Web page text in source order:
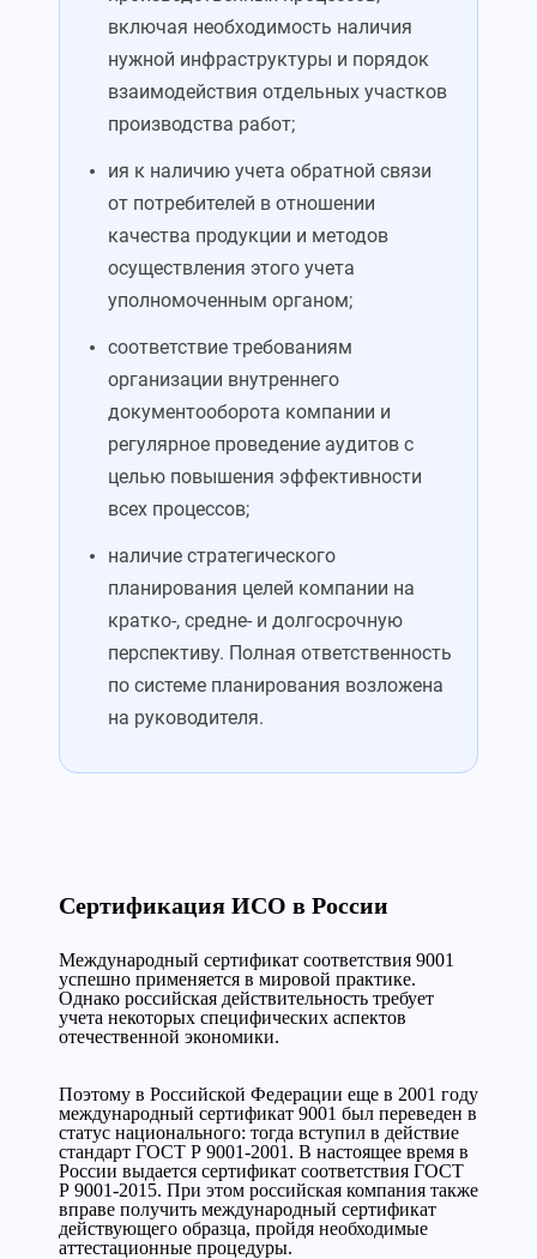
включая необходимость наличия
нужной инфраструктуры и порядок
взаимодействия отдельных участков
производства работ;
ия к наличию учета обратной связи
от потребителей в отношении
качества продукции и методов
осуществления этого учета
уполномоченным органом;
соответствие требованиям
организации внутреннего
документооборота компании и
регулярное проведение аудитов с
целью повышения эффективности
всех процессов;
наличие стратегического
планирования целей компании на
кратко-, средне- и долгосрочную
перспективу. Полная ответственность
по системе планирования возложена
на руководителя.
Сертификация ИСО в России
Международный сертификат соответствия 9001
успешно применяется в мировой практике.
Однако российская действительность требует
учета некоторых специфических аспектов
отечественной экономики.
Поэтому в Российской Федерации еще в 2001 году
международный сертификат 9001 был переведен в
статус национального: тогда вступил в действие
стандарт ГОСТ Р 9001-2001. В настоящее время в
России выдается сертификат соответствия ГОСТ
Р 9001-2015. При этом российская компания также
вправе получить международный сертификат
действующего образца, пройдя необходимые
аттестационные процедуры.